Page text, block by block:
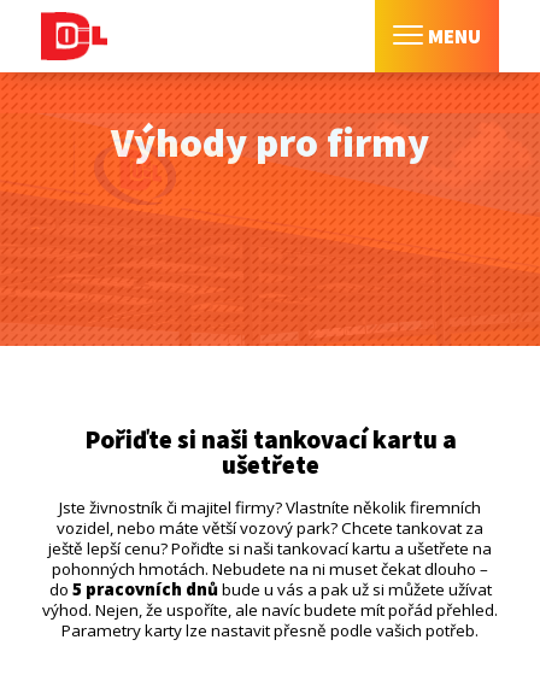
MENU
Výhody pro firmy
Pořiďte si naši tankovací kartu a
ušetřete
Jste živnostník či majitel firmy? Vlastníte několik firemních
vozidel, nebo máte větší vozový park? Chcete tankovat za
ještě lepší cenu? Pořiďte si naši tankovací kartu a ušetřete na
pohonných hmotách. Nebudete na ni muset čekat dlouho –
do 5 pracovních dnůbude u vás a pak už si můžete užívat
výhod. Nejen, že uspoříte, ale navíc budete mít pořád přehled.
Parametry karty lze nastavit přesně podle vašich potřeb.